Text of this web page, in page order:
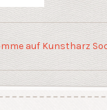
auf Kunstharz